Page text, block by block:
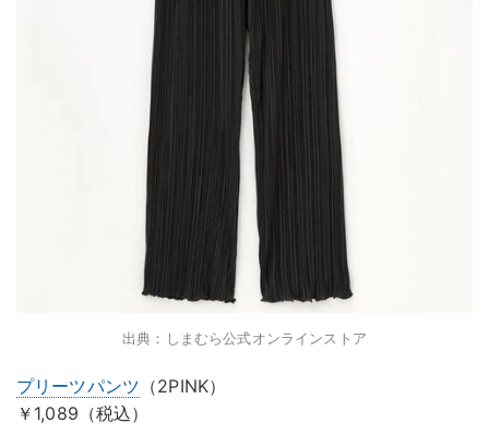
出典：しまむら公式オンラインストア
プリーツパンツ （2PINK）
￥1,089（税込）